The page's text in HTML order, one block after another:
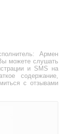
Армен
можете слушать
и SMS на
содержание,
с отзывами